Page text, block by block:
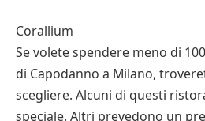
Corallium
Se volete spendere meno di
di Capodanno a Milano,
scegliere. Alcuni di questi
speciale. Altri prevedono un